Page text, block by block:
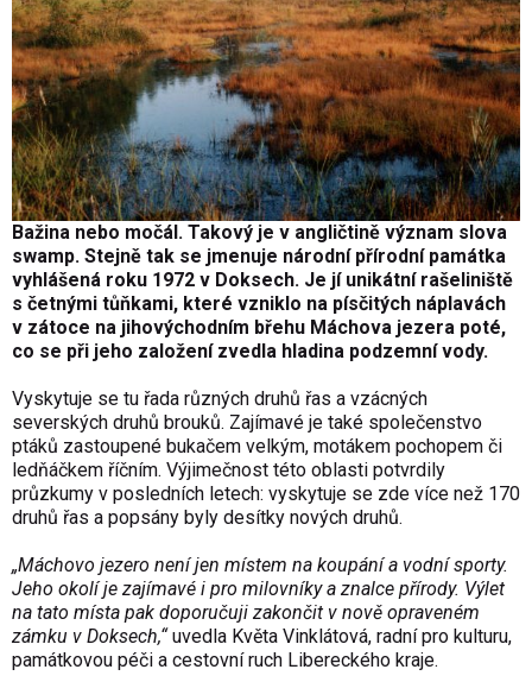
Bažina nebo močál. Takový je v angličtině význam slova
swamp. Stejně tak se jmenuje národní přírodní památka
vyhlášená roku 1972 v Doksech. Je jí unikátní rašeliniště
s četnými tůňkami, které vzniklo na písčitých náplavách
v zátoce na jihovýchodním břehu Máchova jezera poté,
co se při jeho založení zvedla hladina podzemní vody.
Vyskytuje se tu řada různých druhů řas a vzácných
severských druhů brouků. Zajímavé je také společenstvo
ptáků zastoupené bukačem velkým, motákem pochopem či
ledňáčkem říčním. Výjimečnost této oblasti potvrdily
průzkumy v posledních letech: vyskytuje se zde více než 170
druhů řas a popsány byly desítky nových druhů.
„Máchovo jezero není jen místem na koupání a vodní sporty.
Jeho okolí je zajímavé i pro milovníky a znalce přírody. Výlet
na tato místa pak doporučuji zakončit v nově opraveném
zámku v Doksech,“uvedla Květa Vinklátová, radní pro kulturu,
památkovou péči a cestovní ruch Libereckého kraje.